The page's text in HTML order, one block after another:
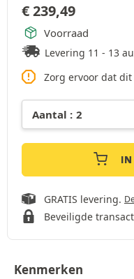
€239,49
Voorraad
Levering 11 - 13
Zorg ervoor dat dit
GRATIS levering.
Beveiligde
Kenmerken